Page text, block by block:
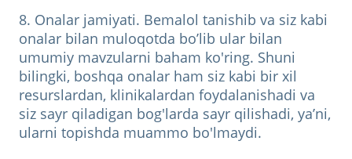
8. Onalar jamiyati. Bemalol tanishib va siz kabi
onalar bilan muloqotda bo’lib ular bilan
umumiy mavzularni baham ko'ring. Shuni
bilingki, boshqa onalar ham siz kabi bir xil
resurslardan, klinikalardan foydalanishadi va
siz sayr qiladigan bog'larda sayr qilishadi, ya’ni,
ularni topishda muammo bo'lmaydi.